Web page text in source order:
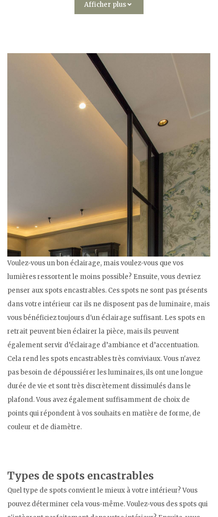
Afficher plus
Voulez-vous un bon éclairage, mais voulez-vous que vos
lumières ressortent le moins possible? Ensuite, vous devriez
penser aux spots encastrables. Ces spots ne sont pas présents
dans votre intérieur car ils ne disposent pas de luminaire, mais
vous bénéficiez toujours d'un éclairage suffisant. Les spots en
retrait peuvent bien éclairer la pièce, mais ils peuvent
également servir d’éclairage d’ambiance et d’accentuation.
Cela rend les spots encastrables très conviviaux. Vous n'avez
pas besoin de dépoussiérer les luminaires, ils ont une longue
durée de vie et sont très discrètement dissimulés dans le
plafond. Vous avez également suffisamment de choix de
points qui répondent à vos souhaits en matière de forme, de
couleur et de diamètre.
Types de spots encastrables
Quel type de spots convient le mieux à votre intérieur? Vous
pouvez déterminer cela vous-même. Voulez-vous des spots qui